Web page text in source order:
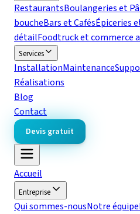
RestaurantsBoulangeries et
boucheBars et CafésÉpiceries
détailFoodtruck et commerce
Services
InstallationMaintenance
Réalisations
Blog
Contact
Devis gratuit
Accueil
Entreprise
Qui sommes-nousNotre équipe